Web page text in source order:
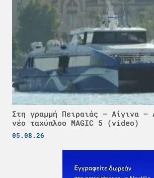
Στη γραμμή Πειραιάς – Αίγινα –
νέο ταχύπλοο MAGIC 5 (video)
05.08.26